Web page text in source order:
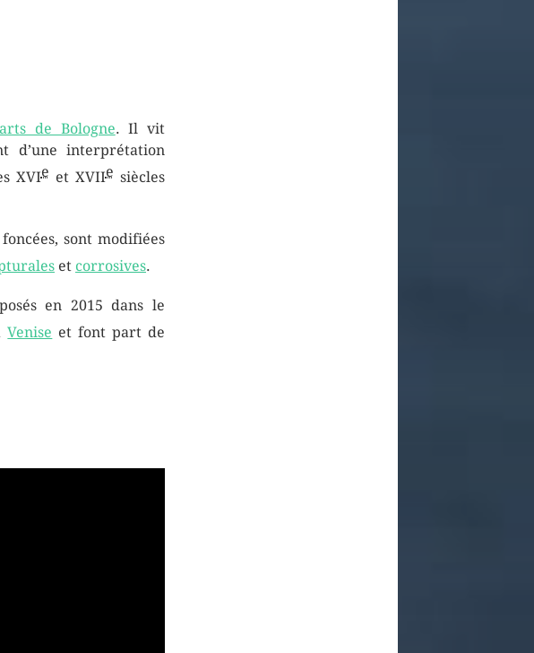
de Bologne. Il vit
d’une interprétation
XVIe et XVIIe siècles
sont modifiées
et corrosives.
en 2015 dans le
Venise et font part de